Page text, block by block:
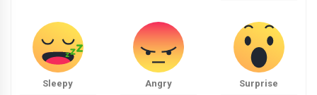
Sleepy Angry Surprise